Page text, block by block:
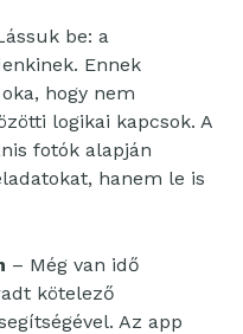
be: a
Ennek
hogy nem
logikai kapcsok. A
fotók alapján
hanem le is
– Még van idő
kötelező
Az app